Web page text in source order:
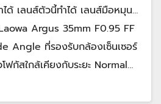
ได้ เลนส์ตัวนี้ทำได้ เลนส์มือหมุน…
Argus 35mm F0.95 FF
Angle ที่รองรับกล้องเซ็นเซอร์
ฟกัสใกล้เคียงกับระยะ Normal…